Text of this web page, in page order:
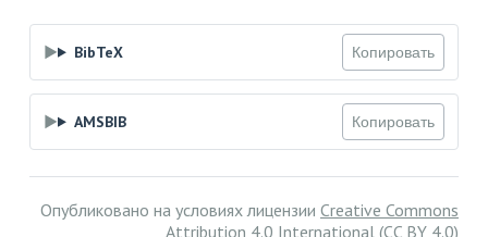
BibTeX Копировать
AMSBIB Копировать
Опубликовано на условиях лицензии Creative Commons
Attribution 4.0 International (CC BY 4.0)